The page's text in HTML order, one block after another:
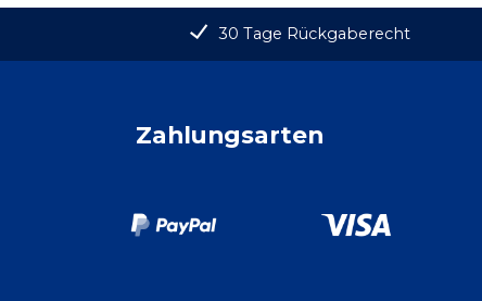
30 Tage Rückgaberecht
Zahlungsarten